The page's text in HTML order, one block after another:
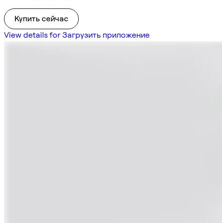
Купить сейчас
View details for Загрузить приложение